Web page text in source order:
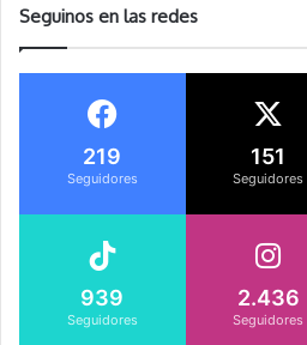
Seguinos en las redes
219
Seguidores
151
Seguidores
939
Seguidores
2.436
Seguidores